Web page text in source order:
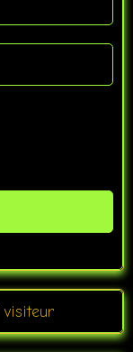
visiteur